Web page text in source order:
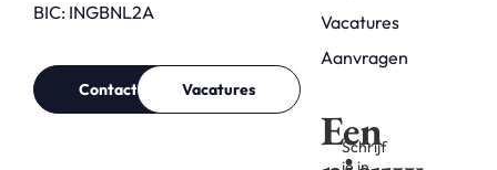
BIC: INGBNL2A
Contact Vacatures
Vacatures
Aanvragen
Een
Schrijf